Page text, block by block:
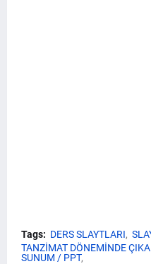
Tags: DERS SLAYTLARI
TANZİMAT DÖNEMİNDE
SUNUM / PPT